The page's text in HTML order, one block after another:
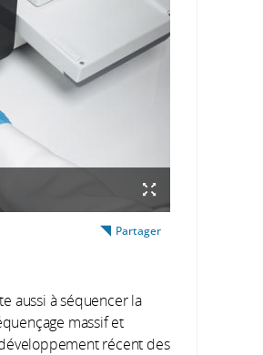
Partager
aussi à séquencer la
massif et
récent des